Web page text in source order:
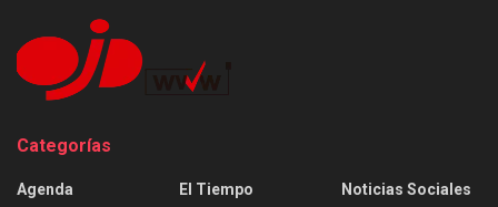
Categorías
Agenda
El Tiempo
Noticias Sociales